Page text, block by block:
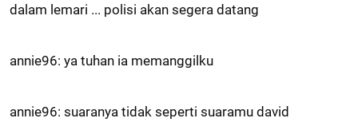
dalam lemari ... polisi akan segera datang
annie96: ya tuhan ia memanggilku
annie96: suaranya tidak seperti suaramu david